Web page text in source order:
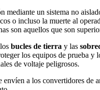
un sistema no
o incluso la muerte al
son aquellos que son
bucles de tierra y las
los equipos de prueba y
de voltaje peligrosos.
a los convertidores de